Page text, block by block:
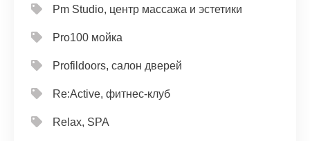
Pm Studio, центр массажа и эстетики
Pro100 мойка
Profildoors, салон дверей
Re:Active, фитнес-клуб
Relax, SPA